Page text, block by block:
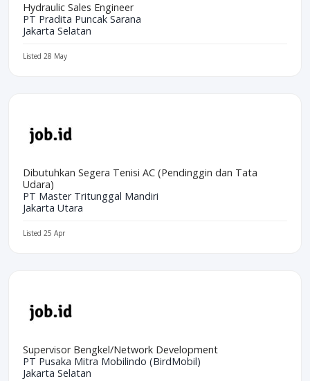
Hydraulic Sales Engineer
PT Pradita Puncak Sarana
Jakarta Selatan
Listed 28 May
Dibutuhkan Segera Tenisi AC (Pendinggin dan Tata
Udara)
PT Master Tritunggal Mandiri
Jakarta Utara
Listed 25 Apr
Supervisor Bengkel/Network Development
PT Pusaka Mitra Mobilindo (BirdMobil)
Jakarta Selatan